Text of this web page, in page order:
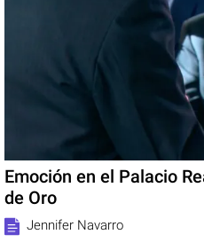
Emoción en el Palacio
de Oro
Jennifer Navarro